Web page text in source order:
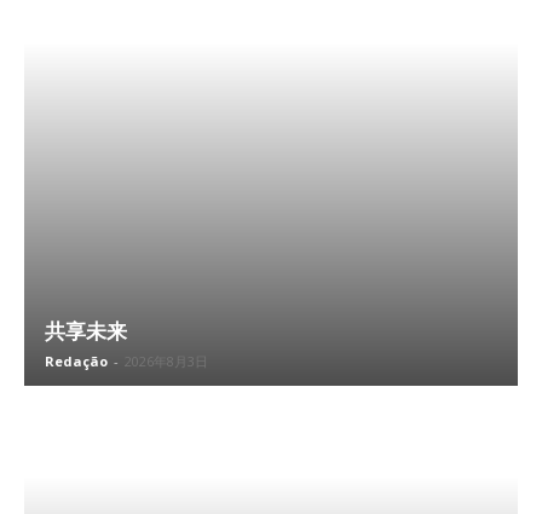
共享未来
Redação - 2026年8月3日